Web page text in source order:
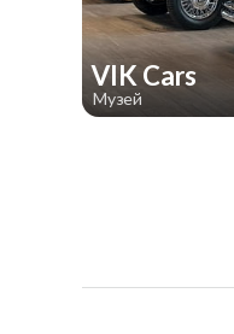
VIK Cars
Музей